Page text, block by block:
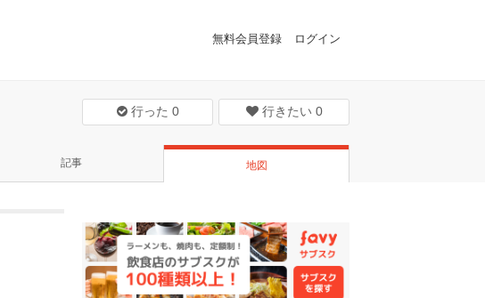
無料会員登録 ログイン
行った 0 行きたい 0
記事 地図